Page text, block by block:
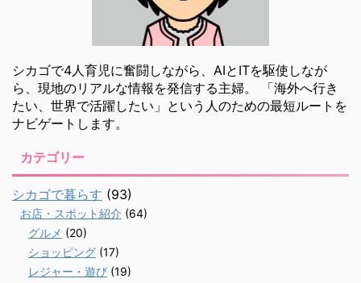
シカゴで4人育児に奮闘しながら、AIとITを駆使しなが
ら、現地のリアルな情報を発信する主婦。 「海外へ行き
たい、世界で活躍したい」という人のための最短ルートを
ナビゲートします。
カテゴリー
シカゴで暮らす (93)
お店・スポット紹介 (64)
グルメ (20)
ショッピング (17)
レジャー・遊び (19)